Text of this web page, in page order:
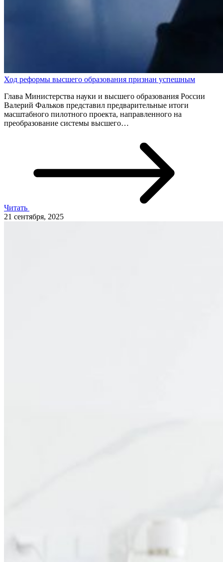
Ход реформы высшего образования признан успешным
Глава Министерства науки и высшего образования России
Валерий Фальков представил предварительные итоги
масштабного пилотного проекта, направленного на
преобразование системы высшего…
Читать
21 сентября, 2025